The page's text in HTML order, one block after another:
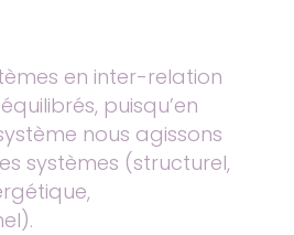
en inter-relation
puisqu’en
nous agissons
systèmes (structurel,